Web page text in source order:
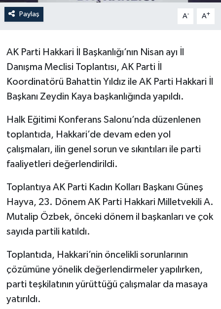
Paylaş A- A+
AK Parti Hakkari İl Başkanlığı’nın Nisan ayı İl
Danışma Meclisi Toplantısı, AK Parti İl
Koordinatörü Bahattin Yıldız ile AK Parti Hakkari İl
Başkanı Zeydin Kaya başkanlığında yapıldı.
Halk Eğitimi Konferans Salonu’nda düzenlenen
toplantıda, Hakkari’de devam eden yol
çalışmaları, ilin genel sorun ve sıkıntıları ile parti
faaliyetleri değerlendirildi.
Toplantıya AK Parti Kadın Kolları Başkanı Güneş
Hayva, 23. Dönem AK Parti Hakkari Milletvekili A.
Mutalip Özbek, önceki dönem il başkanları ve çok
sayıda partili katıldı.
Toplantıda, Hakkari’nin öncelikli sorunlarının
çözümüne yönelik değerlendirmeler yapılırken,
parti teşkilatının yürüttüğü çalışmalar da masaya
yatırıldı.